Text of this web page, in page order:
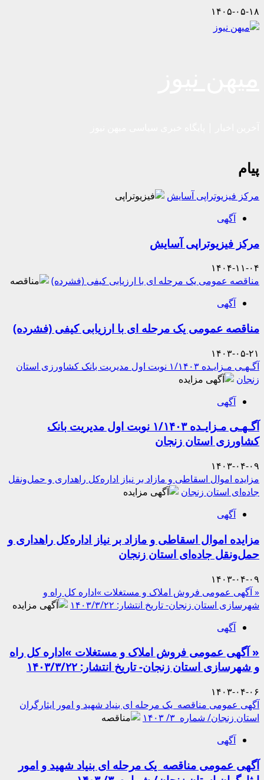
Skip
to
content
۱۴۰۵-۰۵-۱۸
پیام
مرکز فیزیوتراپی آسایش
آگهی
مرکز فیزیوتراپی آسایش
۱۴۰۴-۱۱-۰۴
مناقصه عمومی یک مرحله ای با ارزیابی کیفی (فشرده)
آگهی
مناقصه عمومی یک مرحله ای با ارزیابی کیفی (فشرده)
۱۴۰۳-۰۵-۲۱
آگـهـی مـزایـده ۱/۱۴۰۳ نوبت اول مدیریت بانک کشاورزی استان
زنجان
آگهی
آگـهـی مـزایـده ۱/۱۴۰۳ نوبت اول مدیریت بانک
کشاورزی استان زنجان
۱۴۰۳-۰۴-۰۹
مزایده اموال اسقاطی و مازاد بر نیاز اداره‌کل راهداری و حمل‌ونقل
جاده‌ای استان زنجان
آگهی
مزایده اموال اسقاطی و مازاد بر نیاز اداره‌کل راهداری و
حمل‌ونقل جاده‌ای استان زنجان
۱۴۰۳-۰۴-۰۹
« آگهی عمومی فروش املاک و مستغلات »اداره­ کل راه و
شهرسازی استان زنجان- تاریخ انتشار: ۱۴۰۳/۳/۲۲
آگهی
« آگهی عمومی فروش املاک و مستغلات »اداره­ کل راه
و شهرسازی استان زنجان- تاریخ انتشار: ۱۴۰۳/۳/۲۲
۱۴۰۳-۰۴-۰۶
آگهی عمومی مناقصه یک مرحله ای بنیاد شهید و امور ایثارگران
استان زنجان/ شماره ۳/ ۱۴۰۳
آگهی
آگهی عمومی مناقصه یک مرحله ای بنیاد شهید و امور